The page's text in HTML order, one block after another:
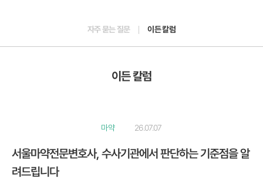
자주 묻는 질문 이든 칼럼
이든 칼럼
마약 26.07.07
서울마약전문변호사, 수사기관에서 판단하는 기준점을 알
려드립니다